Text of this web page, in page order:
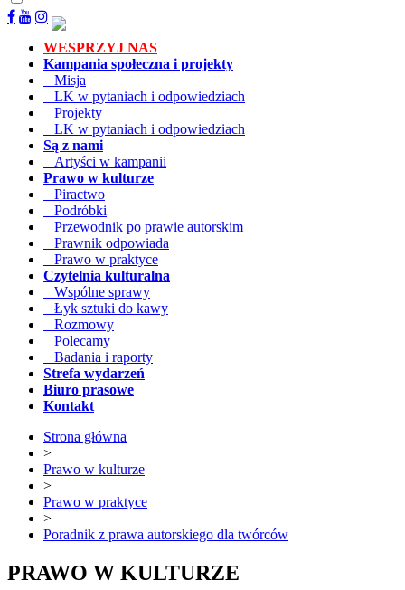
WESPRZYJ NAS
Kampania społeczna i projekty
Misja
LK w pytaniach i odpowiedziach
Projekty
LK w pytaniach i odpowiedziach
Są z nami
Artyści w kampanii
Prawo w kulturze
Piractwo
Podróbki
Przewodnik po prawie autorskim
Prawnik odpowiada
Prawo w praktyce
Czytelnia kulturalna
Wspólne sprawy
Łyk sztuki do kawy
Rozmowy
Polecamy
Badania i raporty
Strefa wydarzeń
Biuro prasowe
Kontakt
Strona główna
>
Prawo w kulturze
>
Prawo w praktyce
>
Poradnik z prawa autorskiego dla twórców
PRAWO W KULTURZE